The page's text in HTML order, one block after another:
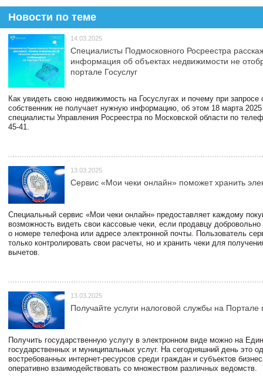
Новости по теме
14.03.2025
Специалисты Подмосковного Росреестра
информация об объектах недвижимости не
портале Госуслуг
Как увидеть свою недвижимость на Госуслугах и почему при запросе
собственник не получает нужную информацию, об этом 18 марта 2025
специалисты Управления Росреестра по Московской области по
45-41.
13.03.2025
Сервис «Мои чеки онлайн» поможет хранить
Специальный сервис «Мои чеки онлайн» предоставляет каждому
возможность видеть свои кассовые чеки, если продавцу
о номере телефона или адресе электронной почты. Пользователь
только контролировать свои расчеты, но и хранить чеки для
вычетов.
13.03.2025
Получайте услуги налоговой службы на Портале
Получить государственную услугу в электронном виде можно на
государственных и муниципальных услуг. На сегодняшний день это
востребованных интернет-ресурсов среди граждан и субъектов
оперативно взаимодействовать со множеством различных ведомств.